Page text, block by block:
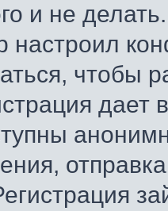
и не
настроил
чтобы